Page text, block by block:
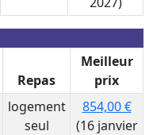
Repas
Meilleur
prix
logement
seul
854,00 €
(16 janvier